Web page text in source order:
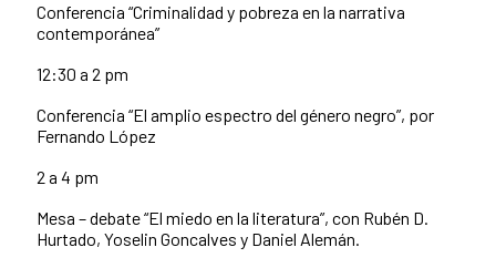
Conferencia “Criminalidad y pobreza en la narrativa
contemporánea”
12:30 a 2 pm
Conferencia “El amplio espectro del género negro”, por
Fernando López
2 a 4 pm
Mesa – debate “El miedo en la literatura”, con Rubén D.
Hurtado, Yoselin Goncalves y Daniel Alemán.